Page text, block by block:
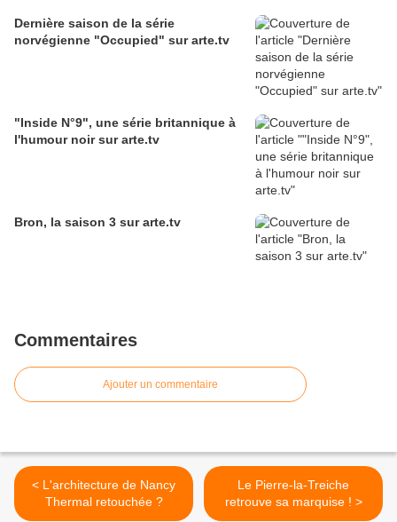
Dernière saison de la série
norvégienne "Occupied" sur arte.tv
"Inside N°9", une série britannique à
l'humour noir sur arte.tv
Bron, la saison 3 sur arte.tv
Commentaires
Ajouter un commentaire
< L'architecture de Nancy
Thermal retouchée ?
Le Pierre-la-Treiche
retrouve sa marquise ! >